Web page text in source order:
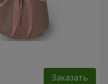
Заказать